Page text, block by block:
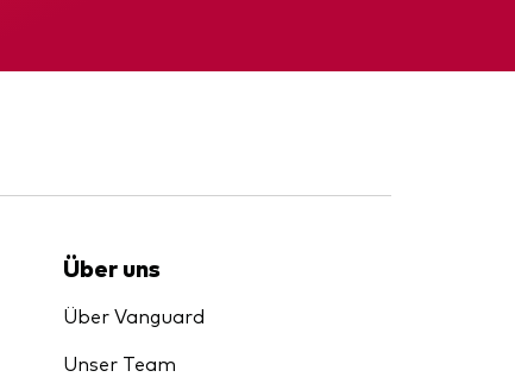
Über uns
Über Vanguard
Unser Team